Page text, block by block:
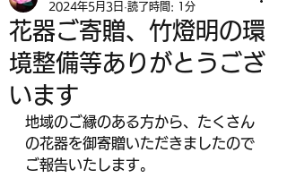
花器ご寄贈、竹燈明の環
境整備等ありがとうござ
います
2024年5月3日 読了時間: 1分
地域のご縁のある方から、たくさん
の花器を御寄贈いただきましたので
ご報告いたします。